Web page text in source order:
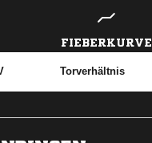
FIEBERKURVE
Torverhältnis